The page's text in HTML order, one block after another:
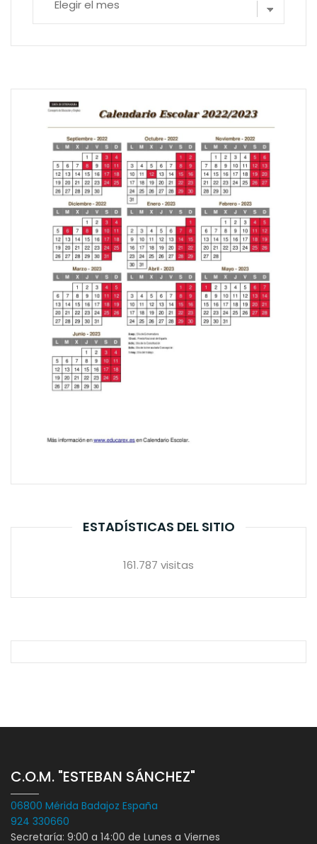
ESTADÍSTICAS DEL SITIO
161.787 visitas
C.O.M. "ESTEBAN SÁNCHEZ"
06800 Mérida Badajoz España
924 330660
Secretaría: 9:00 a 14:00 de Lunes a Viernes